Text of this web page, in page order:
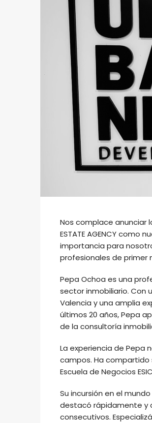
Nos complace anunciar
ESTATE AGENCY
importancia para
profesionales de primer
Pepa Ochoa es una
sector inmobiliario. Con
Valencia y una amplia
últimos 20 años, Pepa
de la consultoría
La experiencia de Pepa
campos. Ha
Escuela de Negocios
Su incursión en el
destacó rápidamente y
consecutivos.